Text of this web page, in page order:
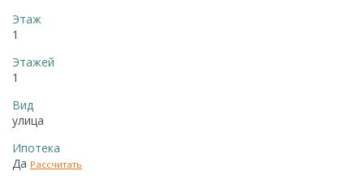
Этаж
1
Этажей
1
Вид
улица
Ипотека
Да Рассчитать